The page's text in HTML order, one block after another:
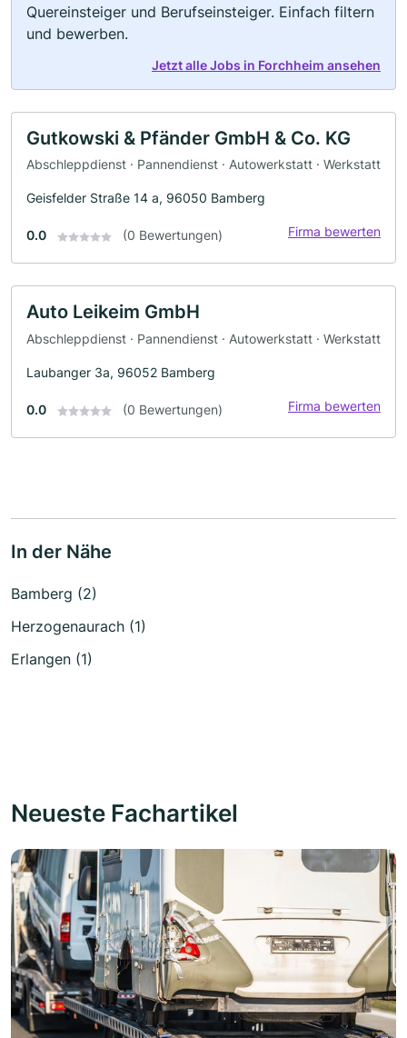
Quereinsteiger und Berufseinsteiger. Einfach filtern
und bewerben.
Jetzt alle Jobs in Forchheim ansehen
Gutkowski & Pfänder GmbH & Co. KG
Abschleppdienst · Pannendienst · Autowerkstatt · Werkstatt
Geisfelder Straße 14 a, 96050 Bamberg
0.0 (0 Bewertungen) Firma bewerten
Auto Leikeim GmbH
Abschleppdienst · Pannendienst · Autowerkstatt · Werkstatt
Laubanger 3a, 96052 Bamberg
0.0 (0 Bewertungen) Firma bewerten
In der Nähe
Bamberg (2)
Herzogenaurach (1)
Erlangen (1)
Neueste Fachartikel